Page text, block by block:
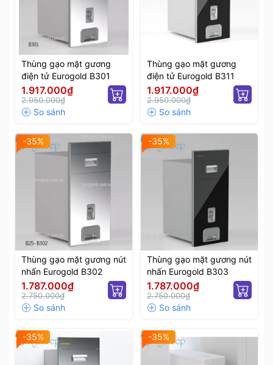
Thùng gạo mặt gương
điện tử Eurogold B301
1.917.000₫
2.950.000₫
Thùng gạo mặt gương
điện tử Eurogold B311
1.917.000₫
2.950.000₫
-35%
Thùng gạo mặt gương nút
nhấn Eurogold B302
1.787.000₫
2.750.000₫
-35%
Thùng gạo mặt gương nút
nhấn Eurogold B303
1.787.000₫
2.750.000₫
-35% -35%